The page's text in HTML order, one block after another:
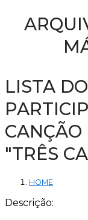
LISTA
CANÇÃO
"TRÊS
HOME
Descrição: